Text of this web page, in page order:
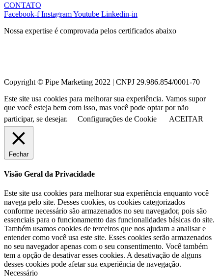
CONTATO
Facebook-f InstagramYoutube Linkedin-in
Nossa expertise é comprovada pelos certificados abaixo
Copyright © Pipe Marketing 2022 | CNPJ 29.986.854/0001-70
Este site usa cookies para melhorar sua experiência. Vamos supor
que você esteja bem com isso, mas você pode optar por não
participar, se desejar.
Configurações de Cookie ACEITAR
Fechar
Visão Geral da Privacidade
Este site usa cookies para melhorar sua experiência enquanto você
navega pelo site. Desses cookies, os cookies categorizados
conforme necessário são armazenados no seu navegador, pois são
essenciais para o funcionamento das funcionalidades básicas do site.
Também usamos cookies de terceiros que nos ajudam a analisar e
entender como você usa este site. Esses cookies serão armazenados
no seu navegador apenas com o seu consentimento. Você também
tem a opção de desativar esses cookies. A desativação de alguns
desses cookies pode afetar sua experiência de navegação.
Necessário